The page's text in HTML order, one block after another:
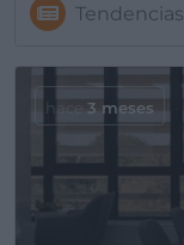
Tendencias
hace 3 meses